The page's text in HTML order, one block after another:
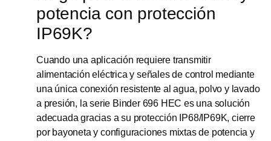
potencia con protección
IP69K?
Cuando una aplicación requiere transmitir
alimentación eléctrica y señales de control mediante
una única conexión resistente al agua, polvo y lavado
a presión, la serie Binder 696 HEC es una solución
adecuada gracias a su protección IP68/IP69K, cierre
por bayoneta y configuraciones mixtas de potencia y